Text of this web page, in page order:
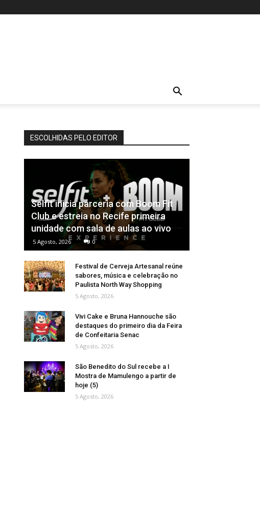
ESCOLHIDAS PELO EDITOR
Selfit inicia parceria com Boom Fit
Club e estreia no Recife primeira
unidade com sala de aulas ao vivo
5 Agosto, 2026 0
Festival de Cerveja Artesanal reúne
sabores, música e celebração no
Paulista North Way Shopping
5 Agosto, 2026
Vivi Cake e Bruna Hannouche são
destaques do primeiro dia da Feira
de Confeitaria Senac
5 Agosto, 2026
São Benedito do Sul recebe a I
Mostra de Mamulengo a partir de
hoje (5)
5 Agosto, 2026